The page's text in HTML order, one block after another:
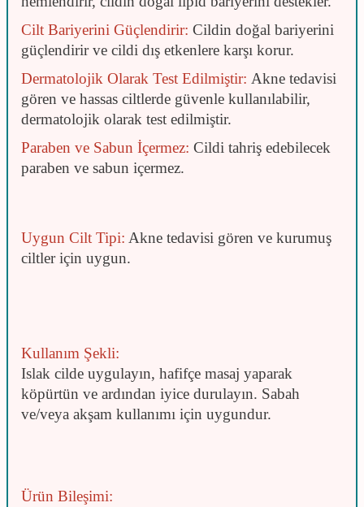
Cilt Bariyerini Güçlendirir: Cildin doğal bariyerini
güçlendirir ve cildi dış etkenlere karşı korur.
Dermatolojik Olarak Test Edilmiştir: Akne tedavisi
gören ve hassas ciltlerde güvenle kullanılabilir,
dermatolojik olarak test edilmiştir.
Paraben ve Sabun İçermez: Cildi tahriş edebilecek
paraben ve sabun içermez.
Uygun Cilt Tipi: Akne tedavisi gören ve kurumuş
ciltler için uygun.
Kullanım Şekli:
Islak cilde uygulayın, hafifçe masaj yaparak
köpürtün ve ardından iyice durulayın. Sabah
ve/veya akşam kullanımı için uygundur.
Ürün Bileşimi: